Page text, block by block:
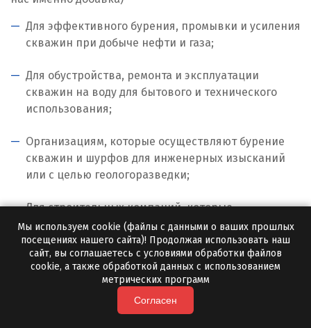
Иваново
Ижевск
Иркутск
Казань
Калининград
Для эффективного бурения, промывки и усиления
скважин при добыче нефти и газа;
Для обустройства, ремонта и эксплуатации
скважин на воду для бытового и технического
использования;
Организациям, которые осуществляют бурение
скважин и шурфов для инженерных изысканий
или с целью геологоразведки;
Для строительных компаний, которые
самостоятельно проводят изыскания и внедряют
технологии забивки свай.
Доступная цена на
Мы используем cookie (файлы с данными о ваших прошлых
посещениях нашего сайта)! Продолжая использовать наш
сайт, вы соглашаетесь с условиями обработки файлов
cookie, а также обработкой данных с использованием
метрических программ
Согласен